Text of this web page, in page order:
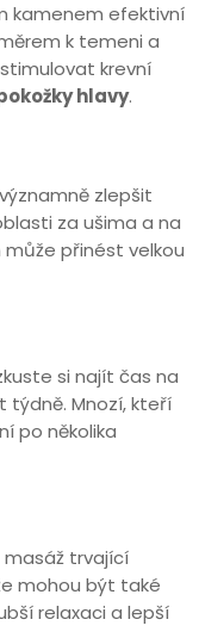
kamenem efektivní
k temeni a
krevní
hlavy.
zlepšit
za ušima a na
přinést velkou
si najít čas na
týdně. Mnozí, kteří
po několika
masáž trvající
mohou být také
relaxaci a lepší